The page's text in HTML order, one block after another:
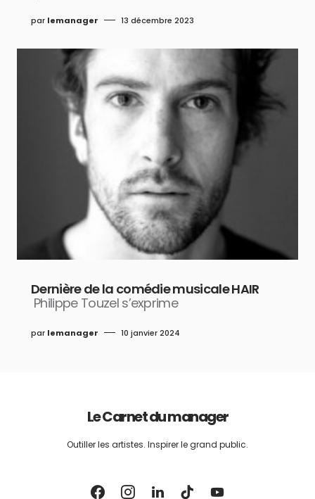
par lemanager 13 décembre 2023
Dernière de la comédie musicale HAIR
Philippe Touzel s’exprime
par lemanager 10 janvier 2024
Le Carnet du manager
Outiller les artistes. Inspirer le grand public.